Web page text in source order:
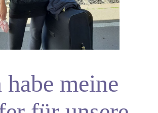
habe meine